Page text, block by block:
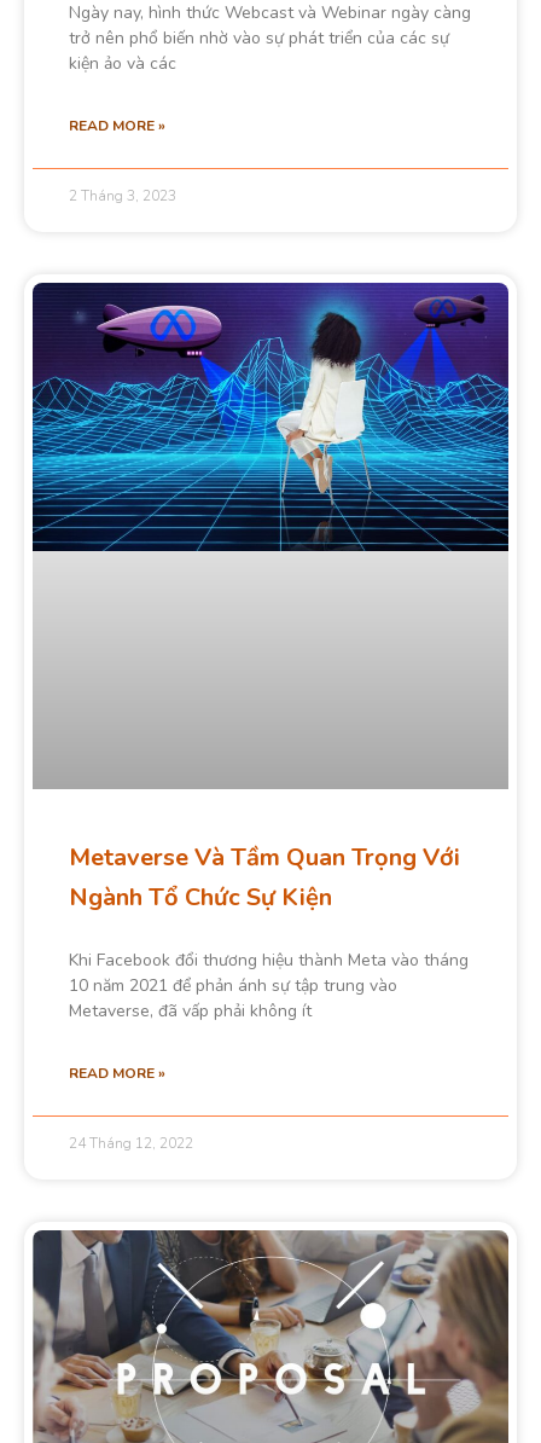
Ngày nay, hình thức Webcast và Webinar ngày càng
trở nên phổ biến nhờ vào sự phát triển của các sự
kiện ảo và các
READ MORE »
2 Tháng 3, 2023
Metaverse Và Tầm Quan Trọng Với
Ngành Tổ Chức Sự Kiện
Khi Facebook đổi thương hiệu thành Meta vào tháng
10 năm 2021 để phản ánh sự tập trung vào
Metaverse, đã vấp phải không ít
READ MORE »
24 Tháng 12, 2022